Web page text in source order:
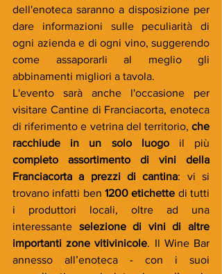
dell'enoteca saranno a disposizione per
dare informazioni sulle peculiarità di
ogni azienda e di ogni vino, suggerendo
come assaporarli al meglio gli
abbinamenti migliori a tavola.
L'evento sarà anche l'occasione per
visitare Cantine di Franciacorta, enoteca
di riferimento e vetrina del territorio, che
racchiude in un solo luogo
completo assortimento di vini della
Franciacorta a prezzi di cantina: vi si
trovano infatti ben 1200 etichette di tutti
i produttori locali, oltre ad una
interessante selezione di vini di altre
importanti zone vitivinicole. Il Wine Bar
annesso all’enoteca - con i suoi